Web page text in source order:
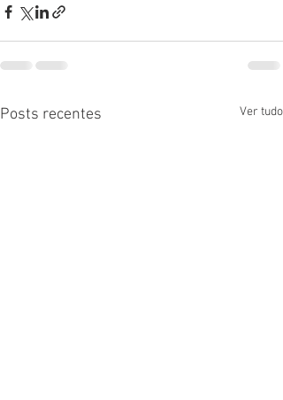
Posts recentes Ver tudo